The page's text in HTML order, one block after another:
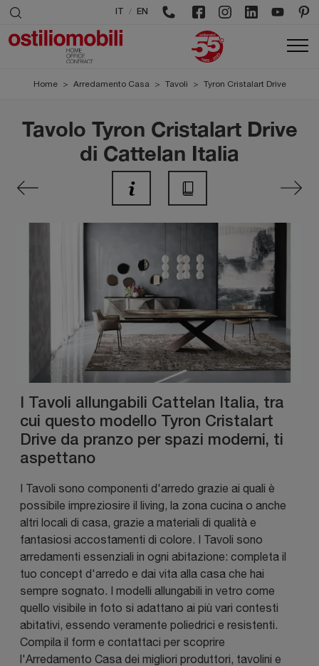
/ EN
Home > Arredamento Casa > Tavoli > Tyron Cristalart Drive
Tavolo Tyron Cristalart Drive
di Cattelan Italia
I Tavoli allungabili Cattelan Italia, tra
cui questo modello Tyron Cristalart
Drive da pranzo per spazi moderni, ti
aspettano
I Tavoli sono componenti d'arredo grazie ai quali è
possibile impreziosire il living, la zona cucina o anche
altri locali di casa, grazie a materiali di qualità e
fantasiosi accostamenti di colore. I Tavoli sono
arredamenti essenziali in ogni abitazione: completa il
tuo concept d'arredo e dai vita alla casa che hai
sempre sognato. I modelli allungabili in vetro come
quello visibile in foto si adattano ai più vari contesti
abitativi, essendo veramente poliedrici e resistenti.
Compila il form e contattaci per scoprire
l'Arredamento Casa dei migliori produttori, tavolini e